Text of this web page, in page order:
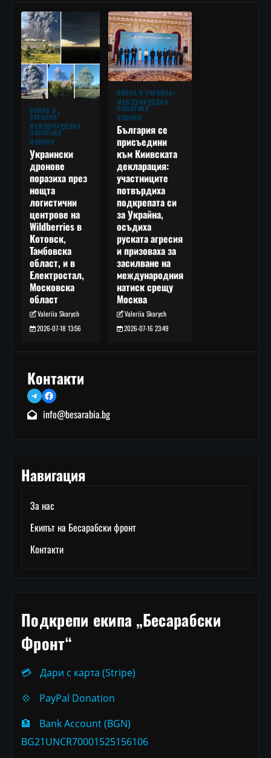
ВОЙНА В
УКРАЙНА
МЕЖДУНАРОДНА
ПОЛИТИКА
НОВИНИ
Украински
дронове
поразиха през
нощта
логистични
центрове на
Wildberries в
Котовск,
Тамбовска
област, и в
Електростал,
Московска
област
Valeriia Skorych
2026-07-18 13:56
ВОЙНА В УКРАЙНА
МЕЖДУНАРОДНА
ПОЛИТИКА
НОВИНИ
България се
присъедини
към Киивската
декларация:
участниците
потвърдиха
подкрепата си
за Украйна,
осъдиха
руската агресия
и призоваха за
засилване на
международния
натиск срещу
Москва
Valeriia Skorych
2026-07-16 23:49
Контакти
TelegramFacebook
info@besarabia.bg
Навигация
За нас
Екипът на Бесарабски фронт
Контакти
Подкрепи екипа „Бесарабски
Фронт“
💳
Дари с карта (Stripe)
💠
PayPal Donation
🏦
Bank Account (BGN)
BG21UNCR70001525156106